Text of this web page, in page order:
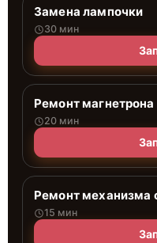
Замена лампочки
30 мин
Ремонт магнетрона
20 мин
Ремонт механизма
15 мин